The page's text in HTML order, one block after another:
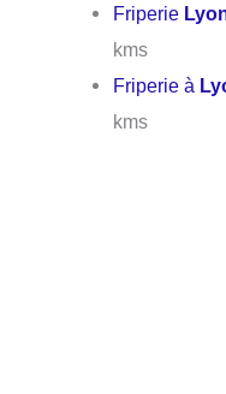
Friperie
kms
Friperie à
kms